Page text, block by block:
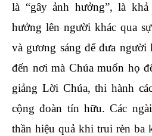
là “gây ảnh hưởng”, là
hưởng lên người khác qua
và gương sáng để đưa
đến nơi mà Chúa muốn họ
giảng Lời Chúa, thi hành
cộng đoàn tín hữu. Các
thần hiệu quả khi trui rèn ba